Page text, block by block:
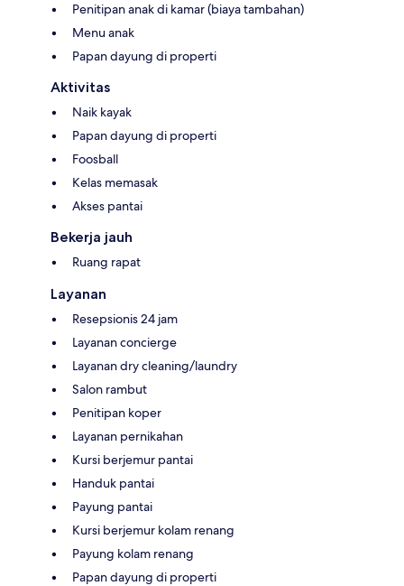
Penitipan anak di kamar (biaya tambahan)
Menu anak
Papan dayung di properti
Aktivitas
Naik kayak
Papan dayung di properti
Foosball
Kelas memasak
Akses pantai
Bekerja jauh
Ruang rapat
Layanan
Resepsionis 24 jam
Layanan concierge
Layanan dry cleaning/laundry
Salon rambut
Penitipan koper
Layanan pernikahan
Kursi berjemur pantai
Handuk pantai
Payung pantai
Kursi berjemur kolam renang
Payung kolam renang
Papan dayung di properti